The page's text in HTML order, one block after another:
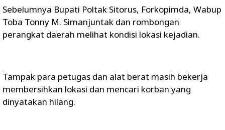
Sebelumnya Bupati Poltak Sitorus, Forkopimda, Wabup
Toba Tonny M. Simanjuntak dan rombongan
perangkat daerah melihat kondisi lokasi kejadian.
Tampak para petugas dan alat berat masih bekerja
membersihkan lokasi dan mencari korban yang
dinyatakan hilang.